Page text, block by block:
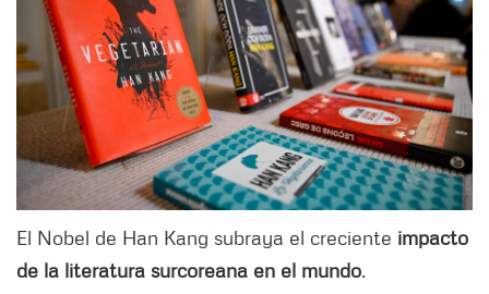
El Nobel de Han Kang subraya el creciente impacto
de la literatura surcoreana en el mundo.